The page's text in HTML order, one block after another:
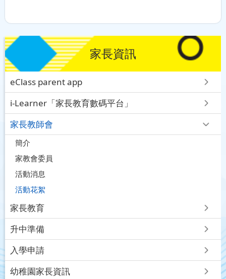
家長資訊
eClass parent app
i-Learner「家長教育數碼平台」
家長教師會
簡介
家教會委員
活動消息
活動花絮
家長教育
升中準備
入學申請
幼稚園家長資訊